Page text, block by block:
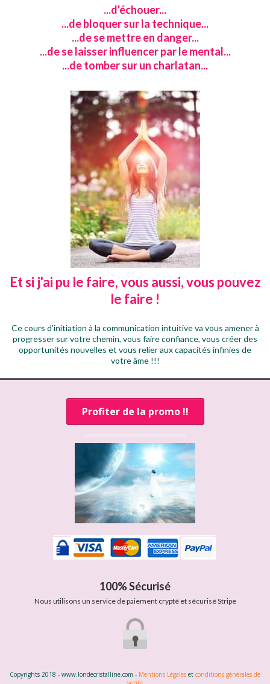
...d'échouer...
...de bloquer sur la technique...
...de se mettre en danger...
...de se laisser influencer par le mental...
...de tomber sur un charlatan...
Et si j'ai pu le faire, vous aussi, vous pouvez
le faire !
Ce cours d’initiation à la communication intuitive va vous amener à
progresser sur votre chemin, vous faire confiance, vous créer des
opportunités nouvelles et vous relier aux capacités infinies de
votre âme !!!
Profiter de la promo !!
100% Sécurisé
Nous utilisons un service de paiement crypté et sécurisé Stripe
Copyrights 2018 - www.londecristalline.com - Mentions Légales et conditions générales de